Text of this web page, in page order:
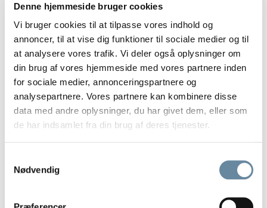
Denne hjemmeside bruger cookies
Vi bruger cookies til at tilpasse vores indhold og
annoncer, til at vise dig funktioner til sociale medier og til
at analysere vores trafik. Vi deler også oplysninger om
din brug af vores hjemmeside med vores partnere inden
for sociale medier, annonceringspartnere og
analysepartnere. Vores partnere kan kombinere disse
data med andre oplysninger, du har givet dem, eller som
de har indsamlet fra din brug af deres tjenester.
Nødvendig